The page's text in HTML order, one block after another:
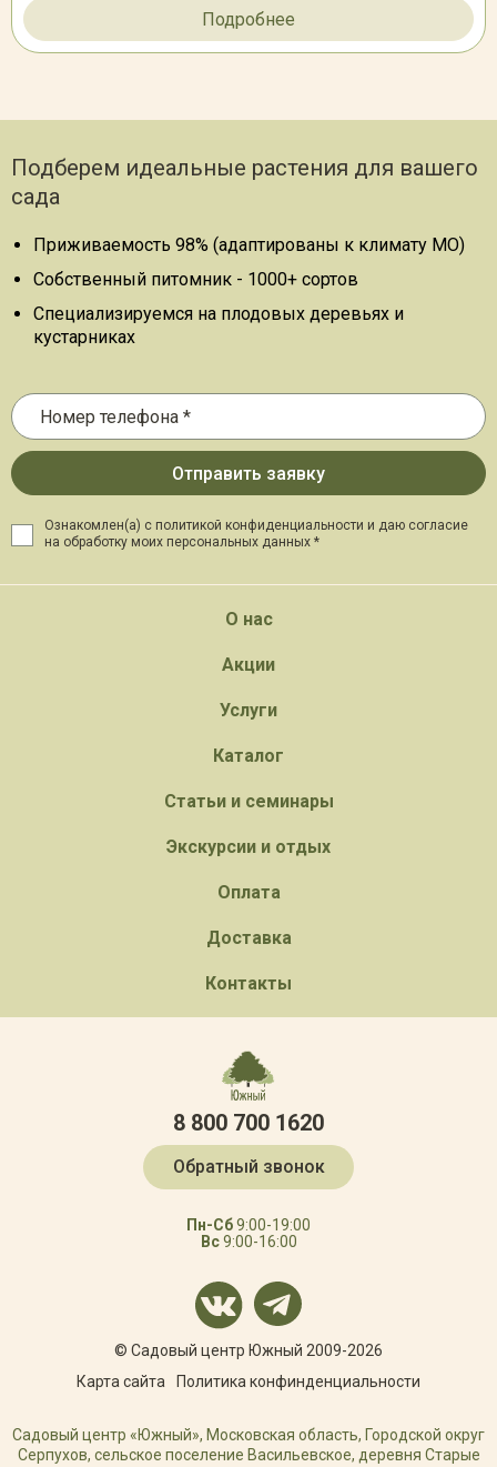
Подробнее
Подберем идеальные растения для вашего
сада
Приживаемость 98% (адаптированы к климату МО)
Собственный питомник - 1000+ сортов
Специализируемся на плодовых деревьях и
кустарниках
Ознакомлен(а) с политикой конфиденциальности и даю согласие
на обработку моих персональных данных *
О нас
Акции
Услуги
Каталог
Статьи и семинары
Экскурсии и отдых
Оплата
Доставка
Контакты
8 800 700 1620
Обратный звонок
Пн-Сб9:00-19:00
Вс9:00-16:00
© Садовый центр Южный 2009-2026
Карта сайта
Политика конфинденциальности
Садовый центр «Южный», Московская область, Городской округ
Серпухов, сельское поселение Васильевское, деревня Старые